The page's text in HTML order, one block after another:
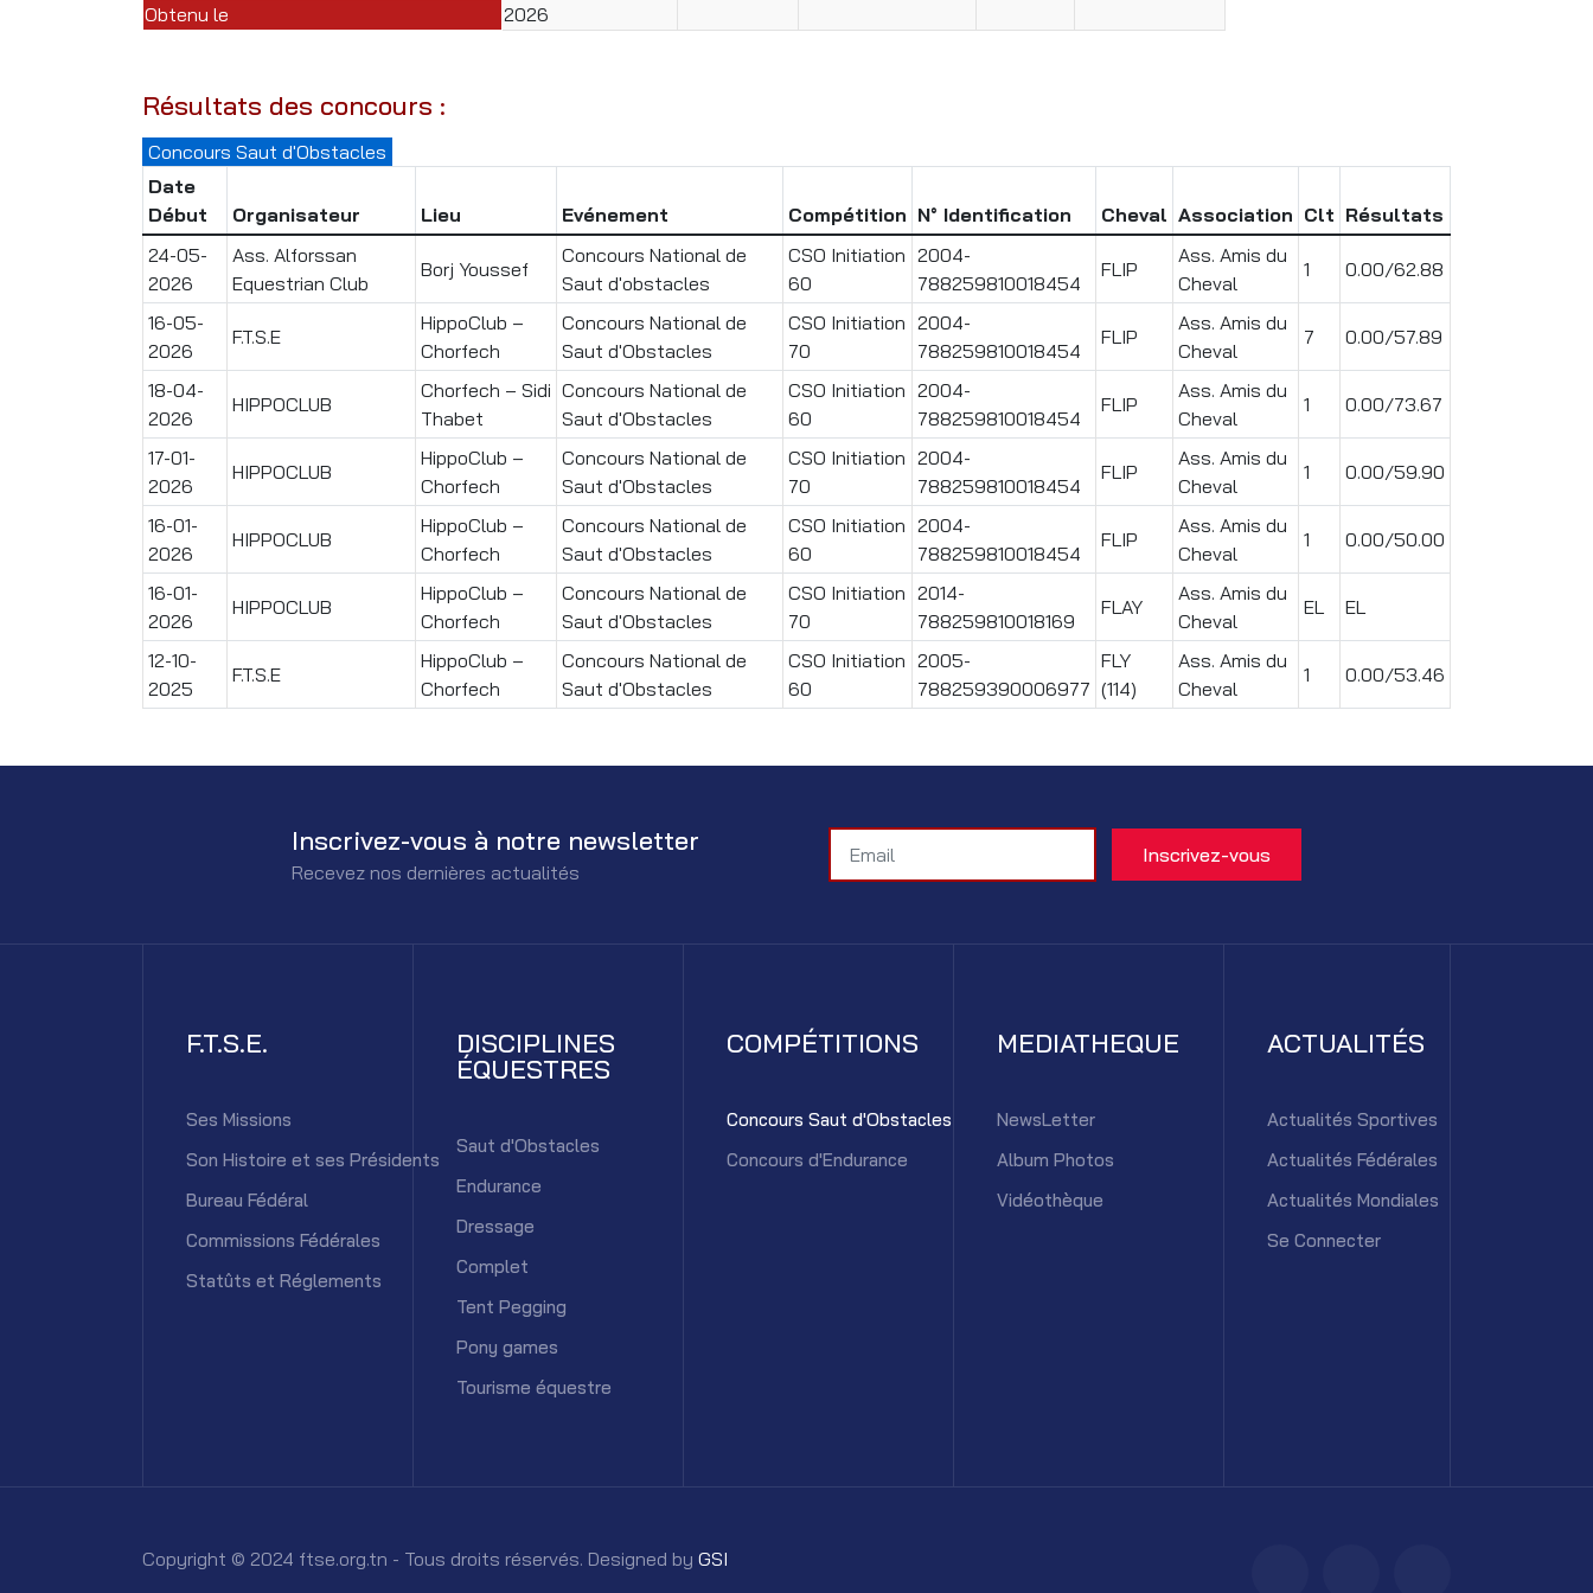
Obtenu le
2026
Résultats des concours :
Concours Saut d'Obstacles
Date
Début
Organisateur Lieu Evénement Compétition N° Identification Cheval Association Clt Résultats
24-05-
2026
Ass. Alforssan
Equestrian Club
Borj Youssef
Concours National de
Saut d'obstacles
CSO Initiation
60
2004-
788259810018454
FLIP
Ass. Amis du
Cheval
1 0.00/62.88
16-05-
2026
F.T.S.E
HippoClub –
Chorfech
Concours National de
Saut d'Obstacles
CSO Initiation
70
2004-
788259810018454
FLIP
Ass. Amis du
Cheval
7 0.00/57.89
18-04-
2026
HIPPOCLUB
Chorfech – Sidi
Thabet
Concours National de
Saut d'Obstacles
CSO Initiation
60
2004-
788259810018454
FLIP
Ass. Amis du
Cheval
1 0.00/73.67
17-01-
2026
HIPPOCLUB
HippoClub –
Chorfech
Concours National de
Saut d'Obstacles
CSO Initiation
70
2004-
788259810018454
FLIP
Ass. Amis du
Cheval
1 0.00/59.90
16-01-
2026
HIPPOCLUB
HippoClub –
Chorfech
Concours National de
Saut d'Obstacles
CSO Initiation
60
2004-
788259810018454
FLIP
Ass. Amis du
Cheval
1 0.00/50.00
16-01-
2026
HIPPOCLUB
HippoClub –
Chorfech
Concours National de
Saut d'Obstacles
CSO Initiation
70
2014-
788259810018169
FLAY
Ass. Amis du
Cheval
EL EL
12-10-
2025
F.T.S.E
HippoClub –
Chorfech
Concours National de
Saut d'Obstacles
CSO Initiation
60
2005-
788259390006977
FLY
(114)
Ass. Amis du
Cheval
1 0.00/53.46
Inscrivez-vous à notre newsletter
Recevez nos dernières actualités
F.T.S.E.
Ses Missions
Son Histoire et ses Présidents
Bureau Fédéral
Commissions Fédérales
Statûts et Réglements
DISCIPLINES
ÉQUESTRES
Saut d'Obstacles
Endurance
Dressage
Complet
Tent Pegging
Pony games
Tourisme équestre
COMPÉTITIONS
Concours Saut d'Obstacles
Concours d'Endurance
MEDIATHEQUE
NewsLetter
Album Photos
Vidéothèque
ACTUALITÉS
Actualités Sportives
Actualités Fédérales
Actualités Mondiales
Se Connecter
Copyright © 2024 ftse.org.tn - Tous droits réservés. Designed by GSI